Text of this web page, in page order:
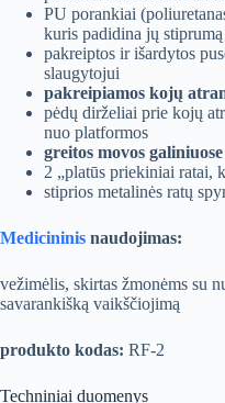
PU porankiai
kuris padidina jų stiprumą
pakreiptos ir išardytos
slaugytojui
pakreipiamos kojų
pėdų dirželiai prie kojų
nuo platformos
greitos movos
2 „platūs priekiniai ratai,
stiprios metalinės ratų
Medicininis naudojimas:
vežimėlis, skirtas žmonėms su
savarankišką vaikščiojimą
produkto kodas: RF-2
Techniniai duomenys